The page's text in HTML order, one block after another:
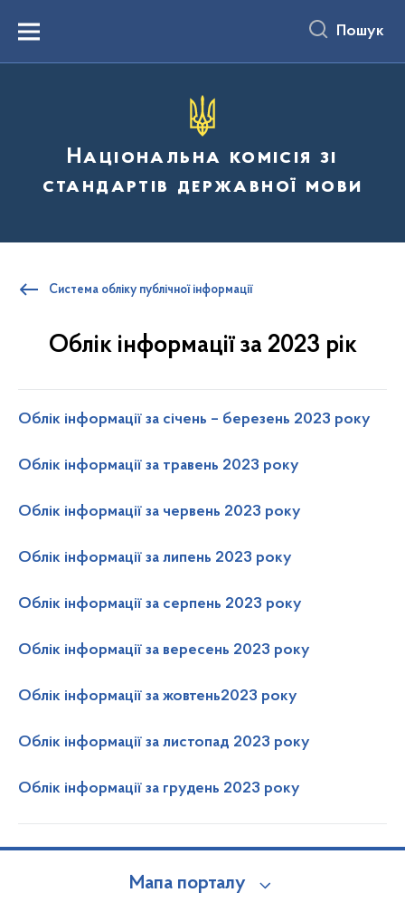
вмістуMenu Пошук
Національна комісія зі
стандартів державної мови
Система обліку публічної інформації
Облік інформації за 2023 рік
Облік інформації за січень – березень 2023 року
Облік інформації за травень 2023 року
Облік інформації за червень 2023 року
Облік інформації за липень 2023 року
Облік інформації за серпень 2023 року
Облік інформації за вересень 2023 року
Облік інформації за жовтень2023 року
Облік інформації за листопад 2023 року
Облік інформації за грудень 2023 року
Мапа порталу